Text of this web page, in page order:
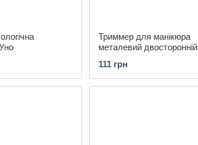
Триммер для манікюра
металевий двосторонній
111 грн